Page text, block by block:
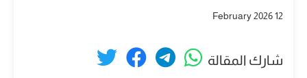
12 February 2026
شارك المقالة